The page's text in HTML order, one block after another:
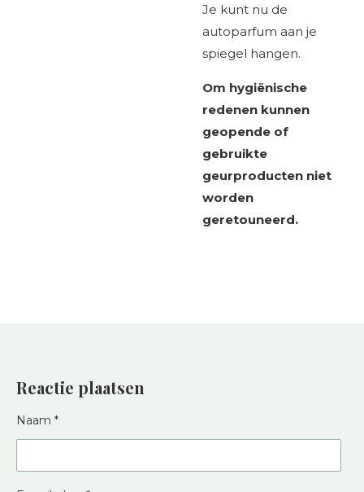
Je kunt nu de
autoparfum aan je
spiegel hangen.
Om hygiënische
redenen kunnen
geopende of
gebruikte
geurproducten niet
worden
geretouneerd.
Reactie plaatsen
Naam *